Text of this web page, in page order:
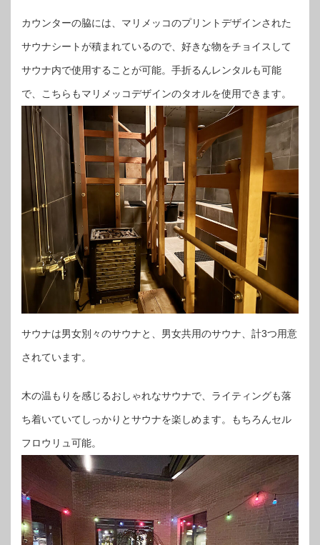
カウンターの脇には、マリメッコのプリントデザインされた
サウナシートが積まれているので、好きな物をチョイスして
サウナ内で使用することが可能。手折るんレンタルも可能
で、こちらもマリメッコデザインのタオルを使用できます。
サウナは男女別々のサウナと、男女共用のサウナ、計3つ用意
されています。
木の温もりを感じるおしゃれなサウナで、ライティングも落
ち着いていてしっかりとサウナを楽しめます。もちろんセル
フロウリュ可能。